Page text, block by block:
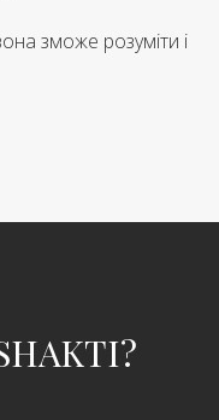
зможе розуміти і